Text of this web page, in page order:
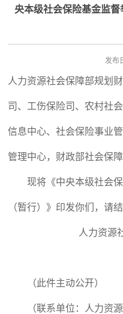
央本级社会保险基金监
发布
人力资源社会保障部规划
司、工伤保险司、农村社
信息中心、社会保险事业
管理中心，财政部社会保障
现将《中央本级社会保
（暂行）》印发你们，请
人力资源
（此件主动公开）
（联系单位：人力资源